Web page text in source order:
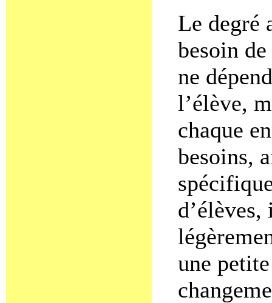
Le degré
besoin
ne
l’élève,
chaque
besoins,
une